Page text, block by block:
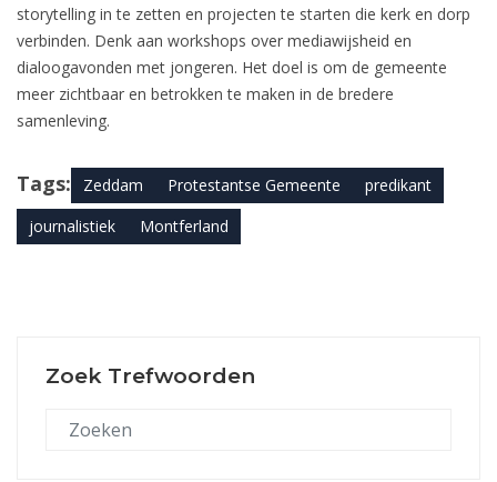
storytelling in te zetten en projecten te starten die kerk en dorp
verbinden. Denk aan workshops over mediawijsheid en
dialoogavonden met jongeren. Het doel is om de gemeente
meer zichtbaar en betrokken te maken in de bredere
samenleving.
Tags: Zeddam Protestantse Gemeente
predikant
journalistiek
Montferland
Zoek Trefwoorden